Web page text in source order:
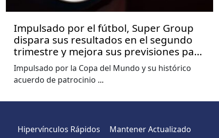
Impulsado por el fútbol, Super Group
dispara sus resultados en el segundo
trimestre y mejora sus previsiones para
2026
Impulsado por la Copa del Mundo y su histórico
acuerdo de patrocinio ...
Hipervínculos Rápidos
Mantener Actualizado